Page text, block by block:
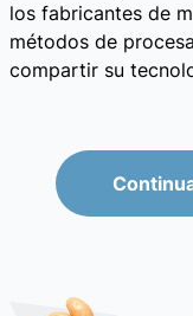
los fabricantes de
métodos de
compartir su